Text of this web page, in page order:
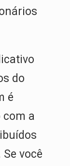
do
é
com a
você